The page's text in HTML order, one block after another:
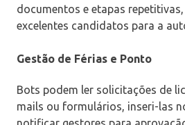
documentos e etapas
excelentes candidatos para a
Gestão de Férias e Ponto
Bots podem ler solicitações de
mails ou formulários, inseri-las